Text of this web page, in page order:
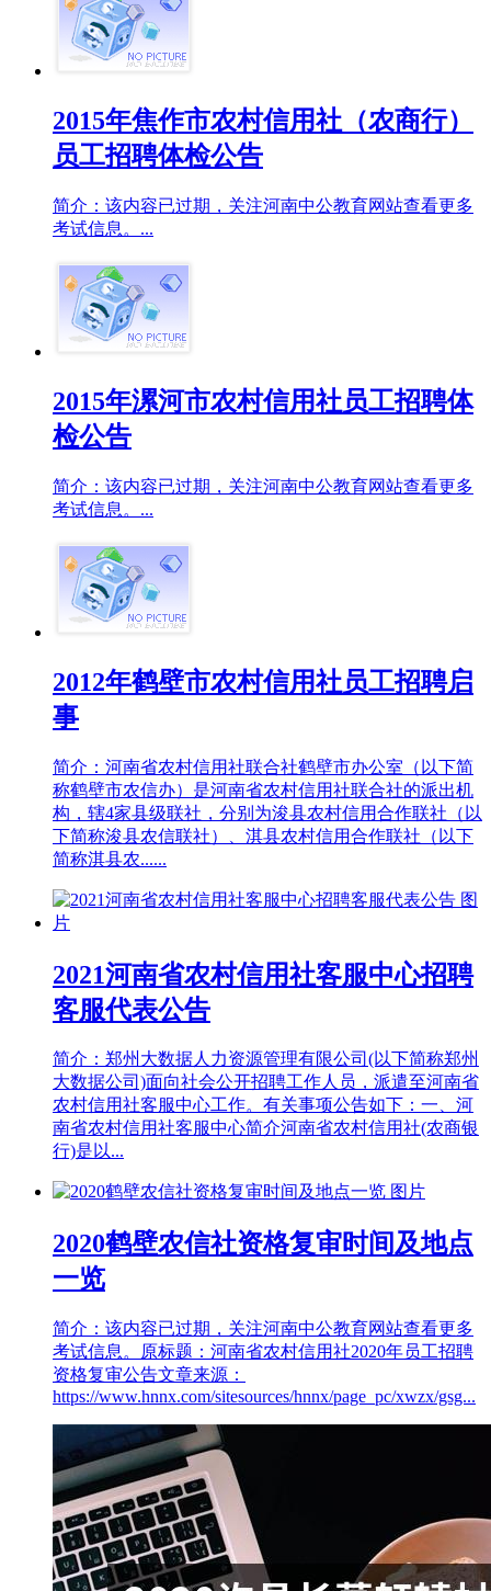
2015年焦作市农村信用社（农商行）
员工招聘体检公告
简介：该内容已过期，关注河南中公教育网站查看更多
考试信息。...
2015年漯河市农村信用社员工招聘体
检公告
简介：该内容已过期，关注河南中公教育网站查看更多
考试信息。...
2012年鹤壁市农村信用社员工招聘启
事
简介：河南省农村信用社联合社鹤壁市办公室（以下简
称鹤壁市农信办）是河南省农村信用社联合社的派出机
构，辖4家县级联社，分别为浚县农村信用合作联社（以
下简称浚县农信联社）、淇县农村信用合作联社（以下
简称淇县农......
2021河南省农村信用社客服中心招聘
客服代表公告
简介：郑州大数据人力资源管理有限公司(以下简称郑州
大数据公司)面向社会公开招聘工作人员，派遣至河南省
农村信用社客服中心工作。有关事项公告如下：一、河
南省农村信用社客服中心简介河南省农村信用社(农商银
行)是以...
2020鹤壁农信社资格复审时间及地点
一览
简介：该内容已过期，关注河南中公教育网站查看更多
考试信息。原标题：河南省农村信用社2020年员工招聘
资格复审公告文章来源：
https://www.hnnx.com/sitesources/hnnx/page_pc/xwzx/gsg...